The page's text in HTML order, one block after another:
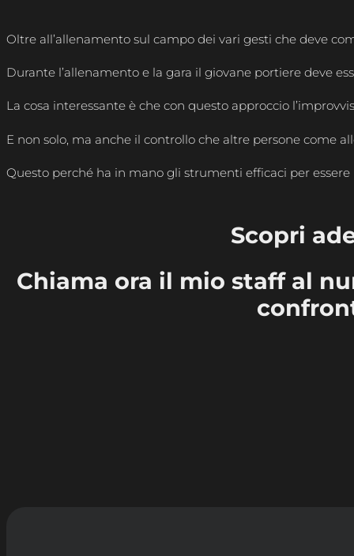
Oltre all’allenamento sul campo dei vari gesti che deve
Durante l’allenamento e la gara il giovane portiere deve
La cosa interessante è che con questo approccio
E non solo, ma anche il controllo che altre persone come
Questo perché ha in mano gli strumenti efficaci per
Scopri
Chiama ora il mio staff al